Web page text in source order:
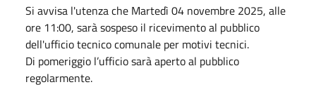
Si avvisa l'utenza che Martedì 04 novembre 2025, alle
ore 11:00, sarà sospeso il ricevimento al pubblico
dell'ufficio tecnico comunale per motivi tecnici.
Di pomeriggio l’ufficio sarà aperto al pubblico
regolarmente.